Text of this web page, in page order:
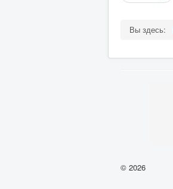
Вы здесь:
© 2026